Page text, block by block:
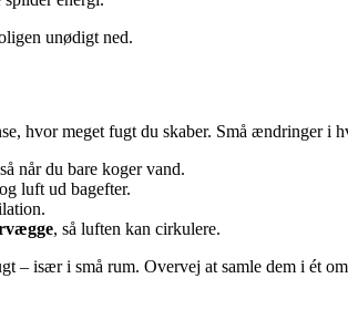
unødigt ned.
hvor meget fugt du skaber. Små ændringer i
når du bare koger vand.
luft ud bagefter.
, så luften kan cirkulere.
– især i små rum. Overvej at samle dem i ét